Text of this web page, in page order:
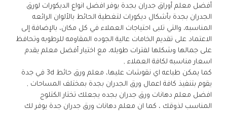
أفضل معلم أوراق جدران بجدة يوفر افضل انواع الديكورات لورق
الجدران بجدة بأشكال ديكورات لتغطية الحائط بالألوان الرائعه
المناسبه، والتي تلبى احتياجات العملاء في كل مكان، بالإضافة إلى
الاعتماد على تقديم الخامات عالية الجوده المقاومه للرطوبه وتحافظ
على جمالها وشكلها لفترات طويله، مع اختيار أفضل معلم يقدم
اسعار مناسبه لكافة العملاء ,
كما يمكن طباعه اي نقوشات عليها، معلم ورق حائط 3d في جدة
يقوم بتنفيذ كافة اعمال ورق الجدران بجدة بمختلف المساحات ,
افضل معلم دهانات ورق جدران بجده يجعلك تختار الكتلوج
المناسب لذوقك ، كما ان معلم دهانات ورق جدران جدة يوفر لك